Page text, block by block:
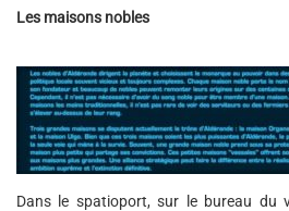
Les maisons nobles
Dans le spatioport, sur le bureau du